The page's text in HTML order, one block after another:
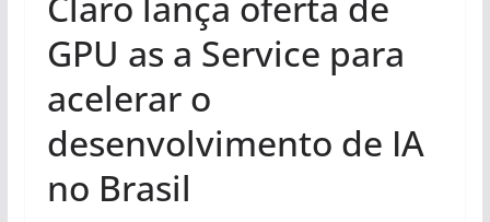
GPU as a Service para
acelerar o
desenvolvimento de IA
no Brasil